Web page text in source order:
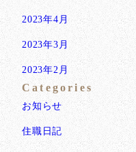
2023年4月
2023年3月
2023年2月
Categories
お知らせ
住職日記